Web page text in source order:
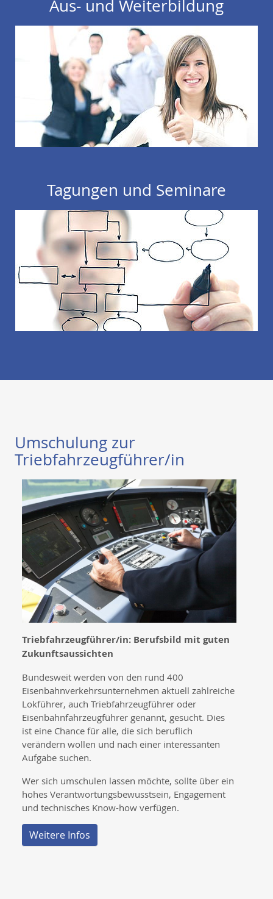
Aus- und Weiterbildung
Tagungen und Seminare
Umschulung zur
Triebfahrzeugführer/in
Triebfahrzeugführer/in: Berufsbild mit guten
Zukunftsaussichten
Bundesweit werden von den rund 400
Eisenbahnverkehrsunternehmen aktuell zahlreiche
Lokführer, auch Triebfahrzeugführer oder
Eisenbahnfahrzeugführer genannt, gesucht. Dies
ist eine Chance für alle, die sich beruflich
verändern wollen und nach einer interessanten
Aufgabe suchen.
Wer sich umschulen lassen möchte, sollte über ein
hohes Verantwortungsbewusstsein, Engagement
und technisches Know-how verfügen.
Weitere Infos